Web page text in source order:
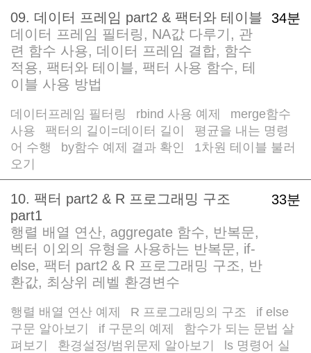
34분
09. 데이터 프레임 part2 & 팩터와 테이블
데이터 프레임 필터링, NA값 다루기, 관
련 함수 사용, 데이터 프레임 결합, 함수
적용, 팩터와 테이블, 팩터 사용 함수, 테
이블 사용 방법
데이터프레임 필터링 rbind 사용 예제
merge함수
사용
팩터의 길이=데이터 길이
평균을 내는 명령
어 수행
by함수 예제 결과 확인
1차원 테이블 불러
오기
33분
10. 팩터 part2 & R 프로그래밍 구조
part1
행렬 배열 연산, aggregate 함수, 반복문,
벡터 이외의 유형을 사용하는 반복문, if-
else, 팩터 part2 & R 프로그래밍 구조, 반
환값, 최상위 레벨 환경변수
행렬 배열 연산 예제 R 프로그래밍의 구조
if else
구문 알아보기
if 구문의 예제
함수가 되는 문법 살
펴보기
환경설정/범위문제 알아보기
ls 명령어 실